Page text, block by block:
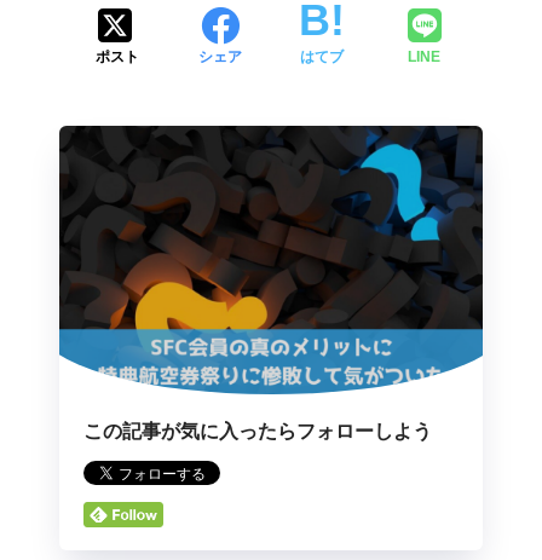
ポスト シェア はてブ LINE
この記事が気に入ったらフォローしよう